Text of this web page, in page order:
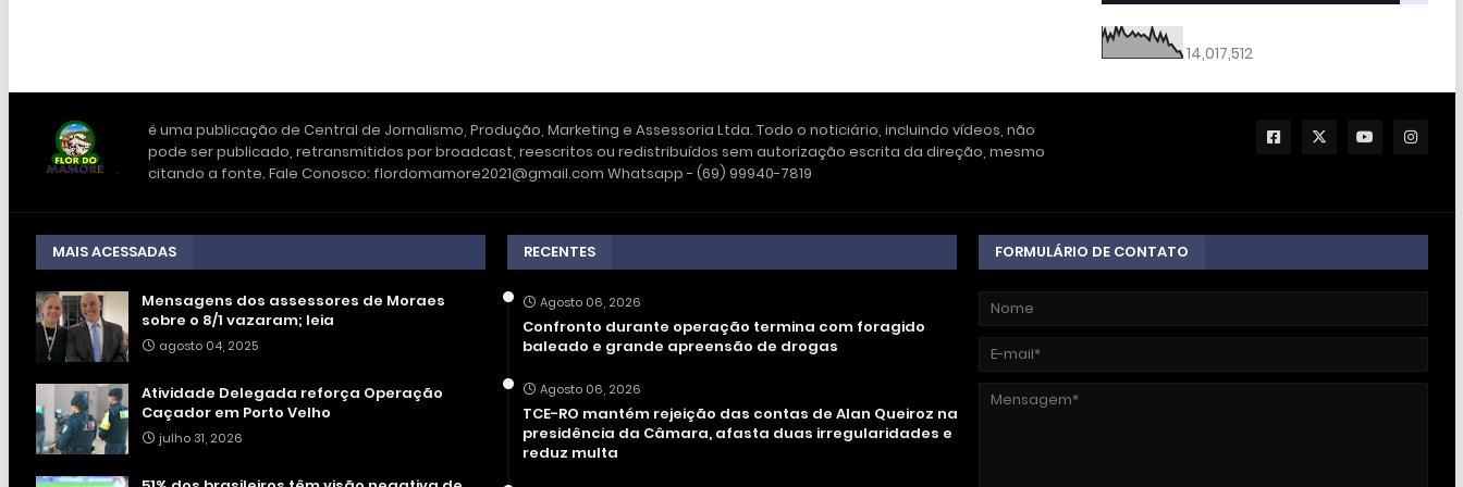
14,017,512
é uma publicação de Central de Jornalismo, Produção, Marketing e Assessoria Ltda. Todo o noticiário, incluindo vídeos, não
pode ser publicado, retransmitidos por broadcast, reescritos ou redistribuídos sem autorização escrita da direção, mesmo
citando a fonte. Fale Conosco: flordomamore2021@gmail.com Whatsapp - (69) 99940-7819
MAIS ACESSADAS
Mensagens dos assessores de Moraes
sobre o 8/1 vazaram; leia
agosto 04, 2025
Atividade Delegada reforça Operação
Caçador em Porto Velho
julho 31, 2026
RECENTES
Agosto 06, 2026
Confronto durante operação termina com foragido
baleado e grande apreensão de drogas
Agosto 06, 2026
TCE-RO mantém rejeição das contas de Alan Queiroz na
presidência da Câmara, afasta duas irregularidades e
reduz multa
FORMULÁRIO DE CONTATO